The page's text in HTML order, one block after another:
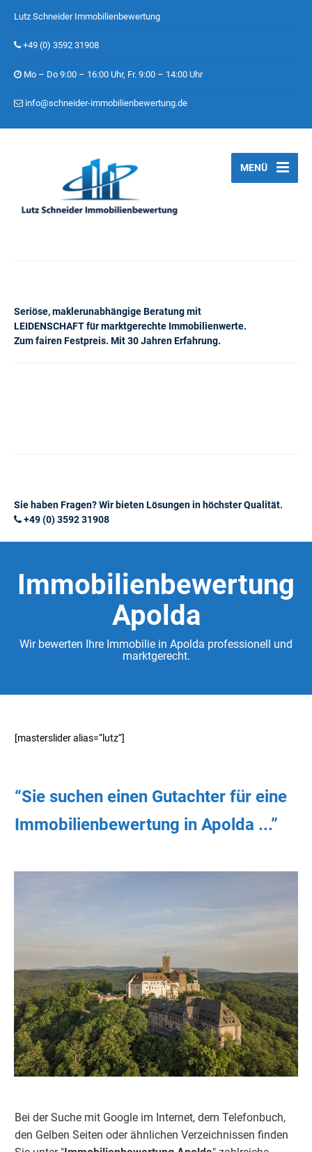
Lutz Schneider Immobilienbewertung
+49 (0) 3592 31908
Mo – Do 9:00 – 16:00 Uhr, Fr. 9:00 – 14:00 Uhr
info@schneider-immobilienbewertung.de
Seriöse, maklerunabhängige Beratung mit
LEIDENSCHAFT für marktgerechte Immobilienwerte.
Zum fairen Festpreis. Mit 30 Jahren Erfahrung.
MENÜ
Sie haben Fragen? Wir bieten Lösungen in höchster Qualität.
+49 (0) 3592 31908
Immobilienbewertung
Apolda
Wir bewerten Ihre Immobilie in Apolda professionell und
marktgerecht.
[masterslider alias=“lutz“]
“Sie suchen einen Gutachter für eine
Immobilienbewertung in Apolda ...”
Bei der Suche mit Google im Internet, dem Telefonbuch,
den Gelben Seiten oder ähnlichen Verzeichnissen finden